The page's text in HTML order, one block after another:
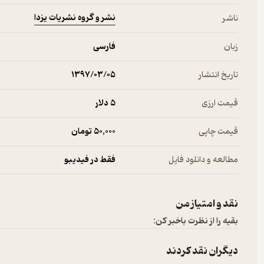
ناشر نشر و گروه نشریات یزدا
زبان فارسی
تاریخ انتشار ۱۳۹۷/۰۳/۰۵
قیمت ارزی 5 دلار
قیمت چاپی 50,000 تومان
مطالعه و دانلود فایل فقط در فیدیبو
نقد و امتیاز من
بقیه را از نظرت باخبر کن:
دیگران نقد کردند